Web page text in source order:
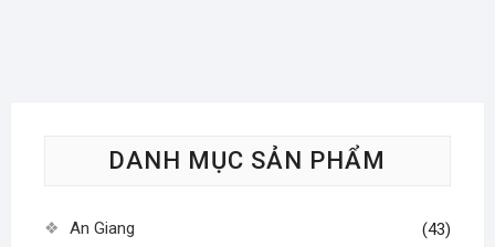
chọn
DANH MỤC SẢN PHẨM
An Giang (43)